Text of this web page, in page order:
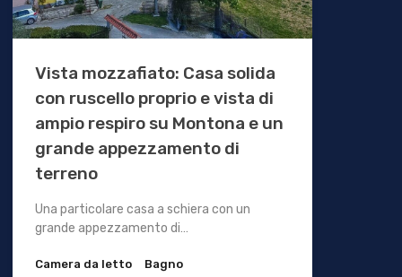
Vista mozzafiato: Casa solida
con ruscello proprio e vista di
ampio respiro su Montona e un
grande appezzamento di
terreno
Una particolare casa a schiera con un
grande appezzamento di…
Camera da letto Bagno